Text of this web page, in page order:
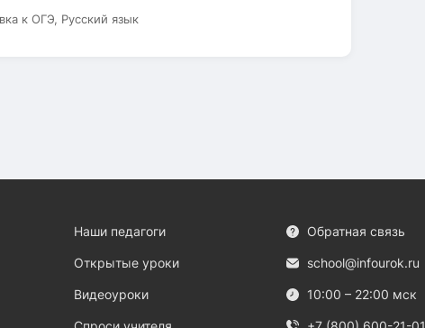
к ОГЭ, Русский язык
Наши педагоги
Открытые уроки
Видеоуроки
Обратная связь
school@infourok.ru
10:00 – 22:00 мск